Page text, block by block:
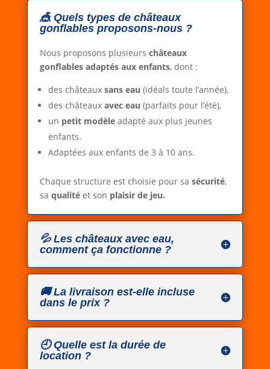
🎪 Quels types de châteaux
gonflables proposons-nous ?
Nous proposons plusieurs châteaux
gonflables adaptés aux enfants, dont :
des châteaux sans eau (idéals toute l’année),
des châteaux avec eau (parfaits pour l’été),
un petit modèleadapté aux plus jeunes
enfants.
Adaptées aux enfants de 3 à 10 ans.
Chaque structure est choisie pour sa sécurité,
sa qualitéet son plaisir de jeu.
💦 Les châteaux avec eau,
comment ça fonctionne ?
🚚 La livraison est-elle incluse
dans le prix ?
🕘 Quelle est la durée de
location ?